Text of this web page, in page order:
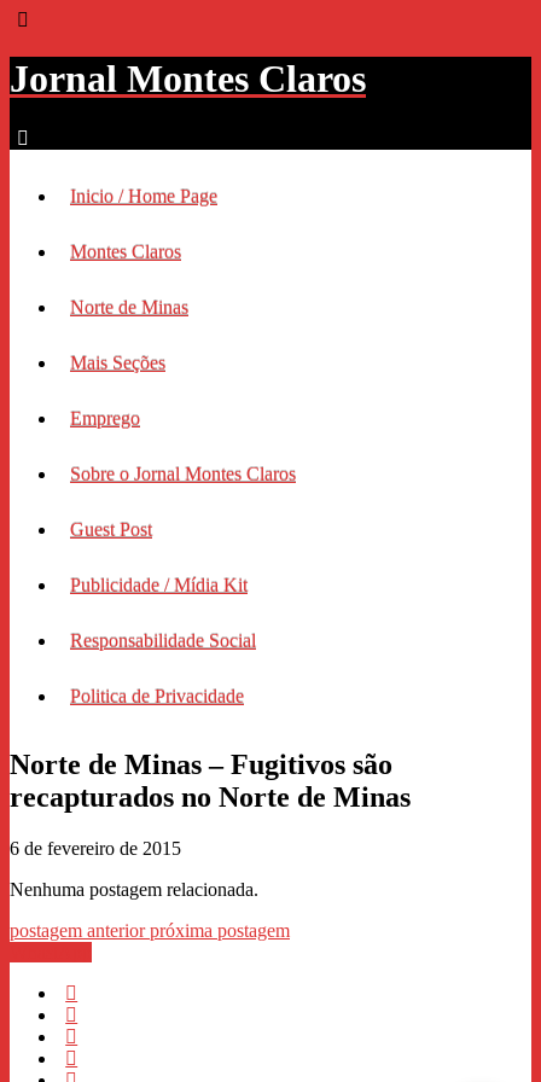
Jornal Montes Claros
Inicio / Home Page
Montes Claros
Norte de Minas
Mais Seções
Emprego
Sobre o Jornal Montes Claros
Guest Post
Publicidade / Mídia Kit
Responsabilidade Social
Politica de Privacidade
Norte de Minas – Fugitivos são
recapturados no Norte de Minas
6 de fevereiro de 2015
Nenhuma postagem relacionada.
postagem anteriorpróxima postagem